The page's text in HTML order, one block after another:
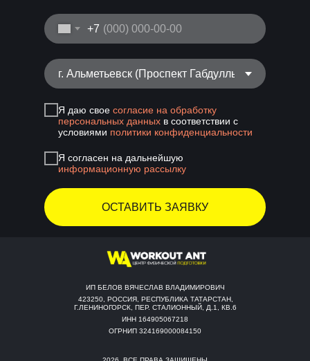
+7
Я даю свое согласие на обработку
персональных данных в соответствии с
условиями политики конфиденциальности
Я согласен на дальнейшую
информационную рассылку
ОСТАВИТЬ ЗАЯВКУ
ИП БЕЛОВ ВЯЧЕСЛАВ ВЛАДИМИРОВИЧ
423250, РОССИЯ, РЕСПУБЛИКА ТАТАРСТАН,
Г.ЛЕНИНОГОРСК, ПЕР. СТАЛИОННЫЙ, Д.1, КВ.6
ИНН 164905067218
ОГРНИП 324169000084150